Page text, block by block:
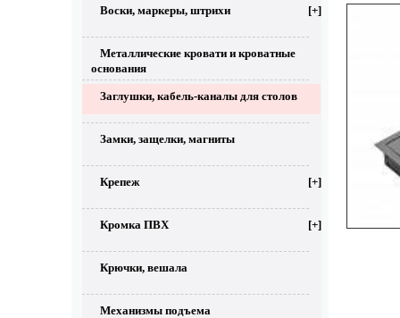
Воски, маркеры, штрихи [+]
Металлические кровати и кроватные
основания
Заглушки, кабель-каналы для столов
Замки, защелки, магниты
Крепеж [+]
Кромка ПВХ [+]
Крючки, вешала
Механизмы подъема